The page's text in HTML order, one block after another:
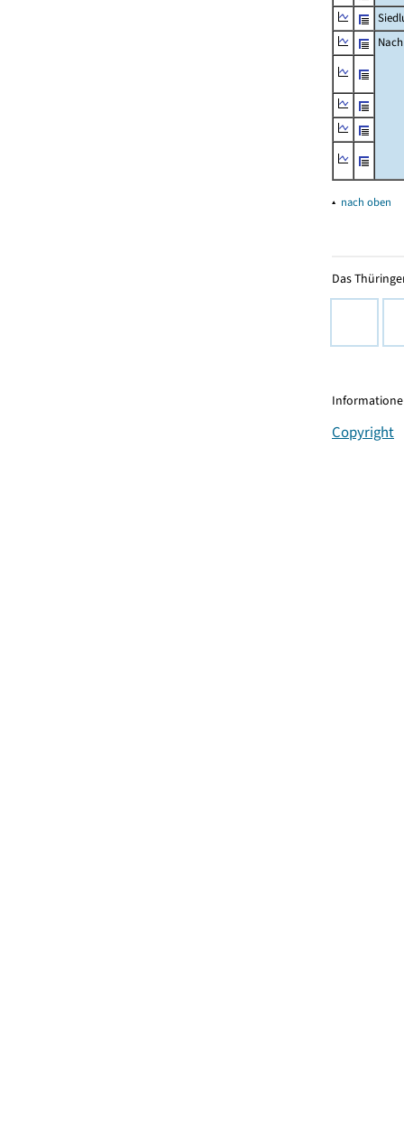
▴ nach oben
Das
Copyright